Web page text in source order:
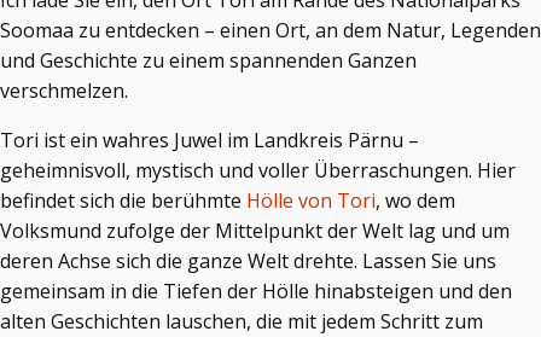
Soomaa zu entdecken – einen Ort, an dem Natur, Legenden
und Geschichte zu einem spannenden Ganzen
verschmelzen.
Tori ist ein wahres Juwel im Landkreis Pärnu –
geheimnisvoll, mystisch und voller Überraschungen. Hier
befindet sich die berühmte Hölle von Tori, wo dem
Volksmund zufolge der Mittelpunkt der Welt lag und um
deren Achse sich die ganze Welt drehte. Lassen Sie uns
gemeinsam in die Tiefen der Hölle hinabsteigen und den
alten Geschichten lauschen, die mit jedem Schritt zum